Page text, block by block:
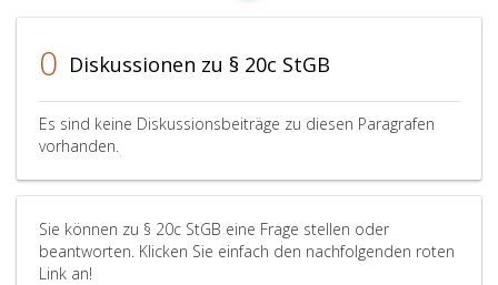
0 Diskussionen zu § 20c StGB
Es sind keine Diskussionsbeiträge zu diesen Paragrafen
vorhanden.
Sie können zu § 20c StGB eine Frage stellen oder
beantworten. Klicken Sie einfach den nachfolgenden roten
Link an!